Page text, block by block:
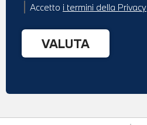
Accetto i termini della Privacy